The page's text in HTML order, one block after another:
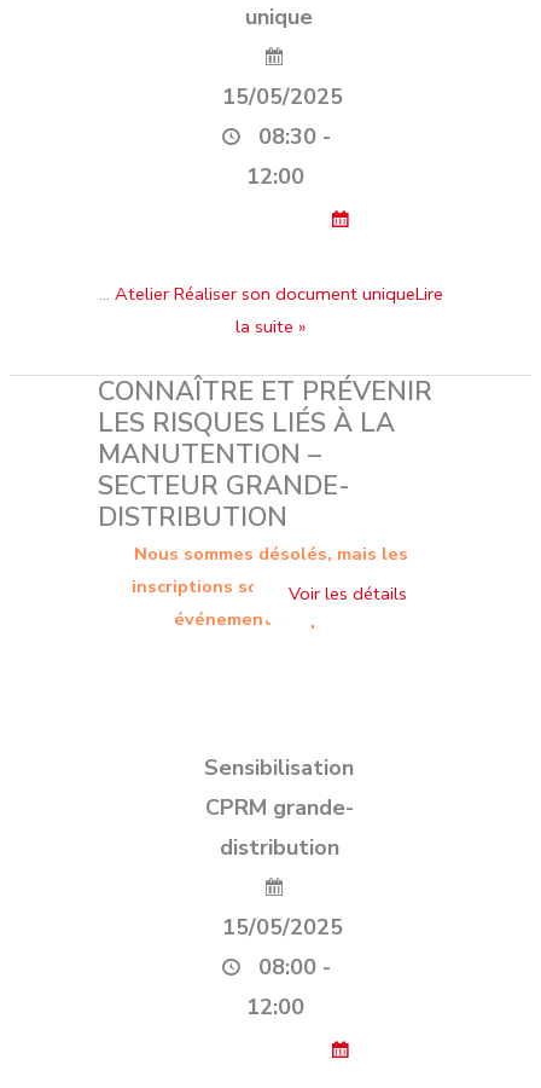
unique
15/05/2025
08:30 -
12:00
… Atelier Réaliser son document uniqueLire
la suite »
CONNAÎTRE ET PRÉVENIR
LES RISQUES LIÉS À LA
MANUTENTION –
SECTEUR GRANDE-
DISTRIBUTION
Nous sommes désolés, mais les
inscriptions sont terminées. Cet
événement est passé.
Sensibilisation
CPRM grande-
distribution
15/05/2025
08:00 -
12:00